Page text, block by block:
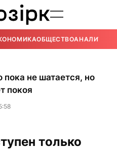
ОБЩЕСТВОАНАЛИТИКА
не шатается, но
покоя
только